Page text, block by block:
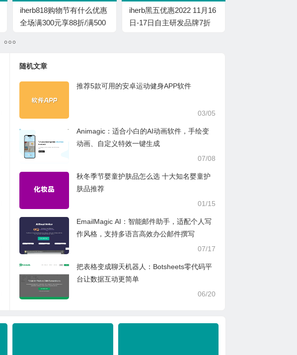
iherb818购物节有什么优惠
全场满300元享88折/满500
iherb黑五优惠2022 11月16
日-17日自主研发品牌7折
随机文章
推荐5款可用的安卓运动健身APP软件
03/05
Animagic：适合小白的AI动画软件，手绘变
动画、自定义特效一键生成
07/08
秋冬季节婴童护肤品怎么选 十大知名婴童护
肤品推荐
01/15
EmailMagic AI：智能邮件助手，适配个人写
作风格，支持多语言高效办公邮件撰写
07/17
把表格变成聊天机器人：Botsheets零代码平
台让数据互动更简单
06/20